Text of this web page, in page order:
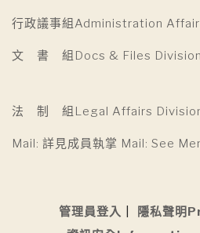
行政議事組Administration
文 書 組Docs & Files
法 制 組Legal Affairs
Mail: 詳見成員執掌 Mail: See
管理員登入
隱私聲明